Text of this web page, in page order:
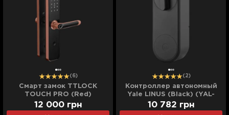
(6)
Смарт замок TTLOCK
TOUCH PRO (Red)
12 000 грн
(2)
Контроллер автономный
Yale LINUS (Black) (YAL-
05/101200/MB)
10 782 грн